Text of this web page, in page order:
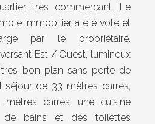
très commerçant. Le
immobilier a été voté et
par le propriétaire.
Est / Ouest, lumineux
bon plan sans perte de
de 33 mètres carrés,
carrés, une cuisine
de bains et des toilettes